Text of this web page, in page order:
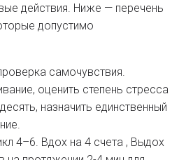
действия. Ниже — перечень
допустимо
самочувствия.
оценить степень стресса
назначить единственный
4–6. Вдох на 4 счета , Выдох